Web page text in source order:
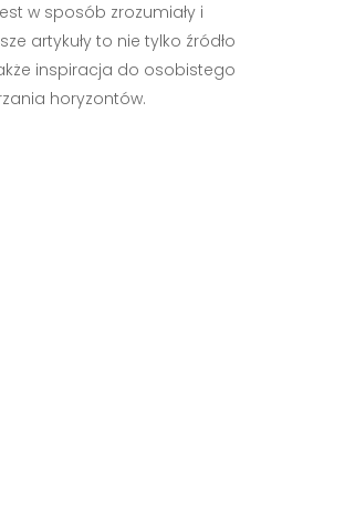
w sposób zrozumiały i
artykuły to nie tylko źródło
inspiracja do osobistego
horyzontów.